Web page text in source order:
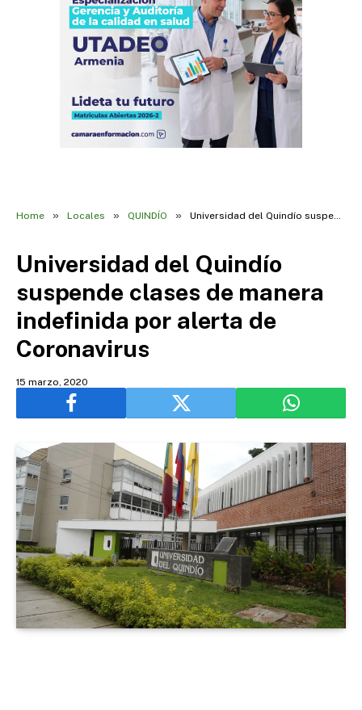
Home » Locales » QUINDÍO » Universidad del Quindío suspende clases de manera indefinida por alerta de Coronavirus
Universidad del Quindío
suspende clases de manera
indefinida por alerta de
Coronavirus
15 marzo, 2020